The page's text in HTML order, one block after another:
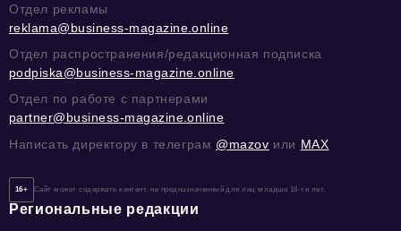
Отдел рекламы
reklama@business-magazine.online
Отдел распространения/редакционная подписка
podpiska@business-magazine.online
Отдел по работе с партнерами
partner@business-magazine.online
Написать директору в телеграм @mazov или MAX
16+ Сайт может содержать контент, не предназначенный для лиц младше 16-ти лет.
Региональные редакции